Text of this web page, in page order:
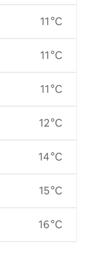
11 °C
11 °C
11 °C
12 °C
14 °C
15 °C
16 °C